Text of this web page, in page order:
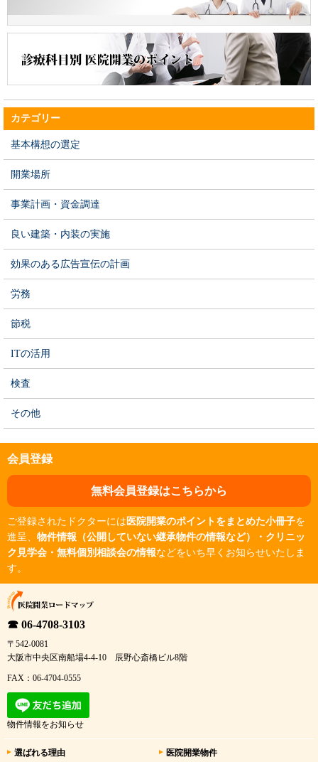
カテゴリー
基本構想の選定
開業場所
事業計画・資金調達
良い建築・内装の実施
効果のある広告宣伝の計画
労務
節税
ITの活用
検査
その他
会員登録
無料会員登録はこちらから
ご登録されたドクターには 医院開業のポイントをまとめた小冊子を
進呈、 物件情報（公開していない継承物件の情報など）・クリニッ
ク見学会・無料個別相談会の情報などをいち早くお知らせいたしま
す。
☎ 06-4708-3103
〒542-0081
大阪市中央区南船場4-4-10 辰野心斎橋ビル8階
FAX：06-4704-0555
物件情報をお知らせ
選ばれる理由 医院開業物件